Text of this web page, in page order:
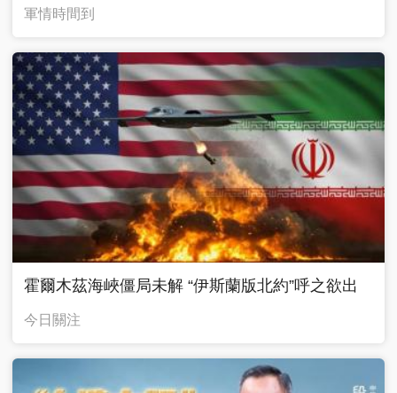
軍情時間到
霍爾木茲海峽僵局未解 “伊斯蘭版北約”呼之欲出
今日關注